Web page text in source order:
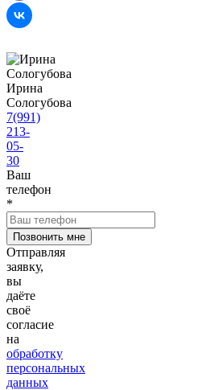
Ирина
Сологубова
7(991)
213-
05-
30
Ваш
телефон
*
Отправляя
заявку,
вы
даёте
своё
согласие
на
обработку
персональных
данных